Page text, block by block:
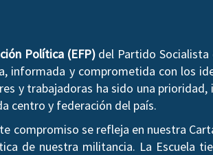
Política (EFP)del Partido Socialista
informada y comprometida con los
y trabajadoras ha sido una
centro y federación del país.
compromiso se refleja en nuestra
de nuestra militancia. La Escuela